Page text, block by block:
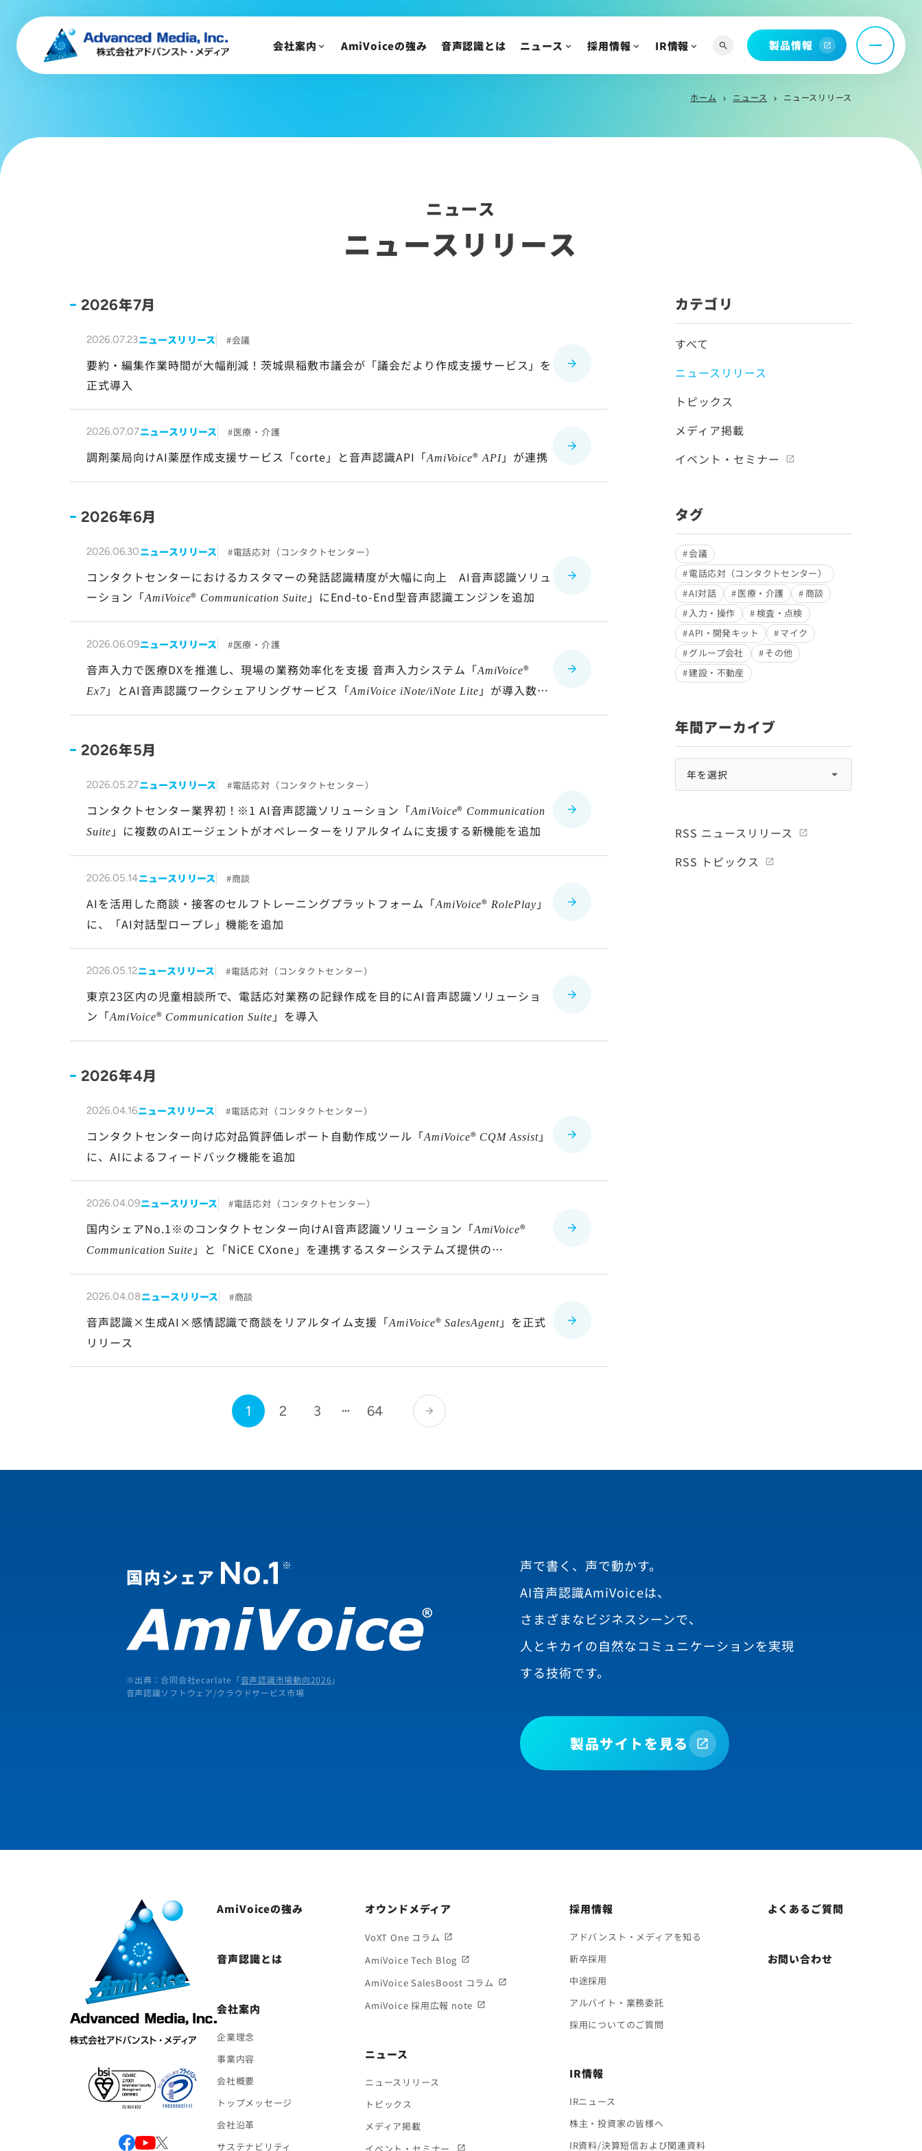
企業理念
事業内容
ニュース
ニュースリリース
IR情報
株価情報
IRについてのご質問
会社案内 AmiVoiceの強み 音声認識とは ニュース 採用情報 IR情報 search 製品情報 open_in_new
ホーム chevron_right ニュース chevron_right ニュースリリース
ニュース
ニュースリリース
2026年7月
2026.07.23ニュースリリース 会議
要約・編集作業時間が大幅削減！茨城県稲敷市議会が「議会だより作成支援サービス」を
正式導入
2026.07.07ニュースリリース 医療・介護
調剤薬局向けAI薬歴作成支援サービス「corte」と音声認識API「AmiVoice®API 」が連携
2026年6月
2026.06.30ニュースリリース 電話応対（コンタクトセンター）
コンタクトセンターにおけるカスタマーの発話認識精度が大幅に向上 AI音声認識ソリュ
ーション「AmiVoice® Communication Suite 」にEnd-to-End型音声認識エンジンを追加
2026.06.09ニュースリリース 医療・介護
音声入力で医療DXを推進し、現場の業務効率化を支援 音声入力システム「AmiVoice®
Ex7」とAI音声認識ワークシェアリングサービス「AmiVoice iNote/iNote Lite 」が導入数
20,000施設突破！
2026年5月
2026.05.27ニュースリリース 電話応対（コンタクトセンター）
コンタクトセンター業界初！※1 AI音声認識ソリューション「AmiVoice® Communication
Suite 」に複数のAIエージェントがオペレーターをリアルタイムに支援する新機能を追加
2026.05.14ニュースリリース 商談
AIを活用した商談・接客のセルフトレーニングプラットフォーム「AmiVoice®RolePlay 」
に、「AI対話型ロープレ」機能を追加
2026.05.12ニュースリリース 電話応対（コンタクトセンター）
東京23区内の児童相談所で、電話応対業務の記録作成を目的にAI音声認識ソリューショ
ン「AmiVoice® Communication Suite 」を導入
2026年4月
2026.04.16ニュースリリース 電話応対（コンタクトセンター）
コンタクトセンター向け応対品質評価レポート自動作成ツール「AmiVoice® CQM Assist 」
に、AIによるフィードバック機能を追加
2026.04.09ニュースリリース 電話応対（コンタクトセンター）
国内シェアNo.1※のコンタクトセンター向けAI音声認識ソリューション「AmiVoice®
Communication Suite 」と「NiCE CXone」を連携するスターシステムズ提供の
「CenterEye」の新アダプターをリリース
2026.04.08ニュースリリース 商談
音声認識×生成AI×感情認識で商談をリアルタイム支援「AmiVoice®SalesAgent 」を正式
リリース
1 2 3 64 arrow_forward
カテゴリ
すべて
ニュースリリース
トピックス
メディア掲載
イベント・セミナー
タグ
会議
電話応対（コンタクトセンター）
AI対話
医療・介護
商談
入力・操作
検査・点検
API・開発キット
マイク
グループ会社
その他
建設・不動産
年間アーカイブ
RSS ニュースリリース
RSS トピックス
※出典：合同会社ecarlate「音声認識市場動向2026 」
音声認識ソフトウェア/クラウドサービス市場
声で書く、声で動かす。
AI音声認識AmiVoiceは、
さまざまなビジネスシーンで、
人とキカイの自然なコミュニケーションを実現
する技術です。
製品サイトを見る
AmiVoiceの強み
音声認識とは
会社案内
企業理念
事業内容
会社概要
トップメッセージ
会社沿革
サステナビリティ
オウンドメディア
VoXT One コラム
AmiVoice Tech Blog
AmiVoice SalesBoost コラム
AmiVoice 採用広報 note
ニュース
ニュースリリース
トピックス
メディア掲載
採用情報
アドバンスト・メディアを知る
新卒採用
中途採用
アルバイト・業務委託
採用についてのご質問
IR情報
IRニュース
株主・投資家の皆様へ
IR資料/決算短信および関連資料
よくあるご質問
お問い合わせ